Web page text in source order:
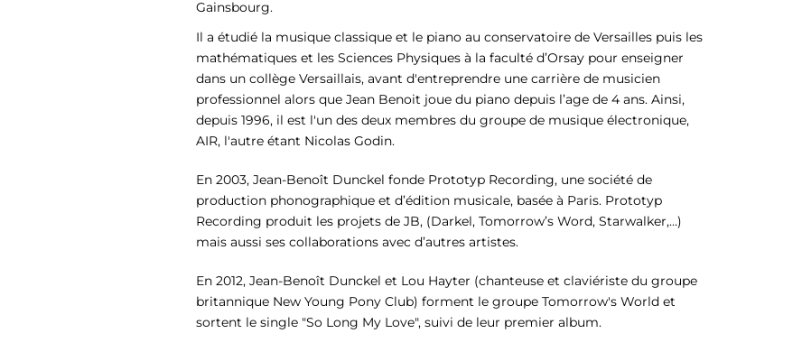
Gainsbourg.
Il a étudié la musique classique et le piano au conservatoire de Versailles puis les
mathématiques et les Sciences Physiques à la faculté d’Orsay pour enseigner
dans un collège Versaillais, avant d'entreprendre une carrière de musicien
professionnel alors que Jean Benoit joue du piano depuis l’age de 4 ans. Ainsi,
depuis 1996, il est l'un des deux membres du groupe de musique électronique,
AIR, l'autre étant Nicolas Godin.
En 2003, Jean-Benoît Dunckel fonde Prototyp Recording, une société de
production phonographique et d’édition musicale, basée à Paris. Prototyp
Recording produit les projets de JB, (Darkel, Tomorrow’s Word, Starwalker,…)
mais aussi ses collaborations avec d’autres artistes.
En 2012, Jean-Benoît Dunckel et Lou Hayter (chanteuse et claviériste du groupe
britannique New Young Pony Club) forment le groupe Tomorrow's World et
sortent le single "So Long My Love", suivi de leur premier album.